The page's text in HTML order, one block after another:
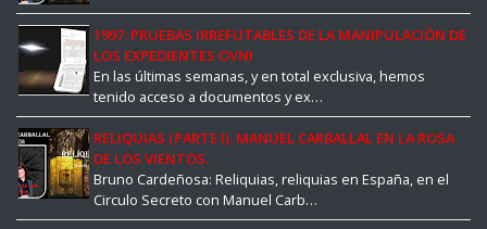
1997: PRUEBAS IRREFUTABLES DE LA MANIPULACIÓN DE
LOS EXPEDIENTES OVNI
En las últimas semanas, y en total exclusiva, hemos
tenido acceso a documentos y ex…
RELIQUIAS (PARTE I). MANUEL CARBALLAL EN LA ROSA
DE LOS VIENTOS.
Bruno Cardeñosa: Reliquias, reliquias en España, en el
Circulo Secreto con Manuel Carb…